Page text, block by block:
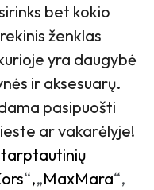
bet kokio
ženklas
yra daugybė
ir aksesuarų.
pasipuošti
ar vakarėlyje!
“,„MaxMara“,